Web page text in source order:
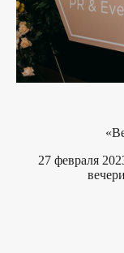
27 февраля